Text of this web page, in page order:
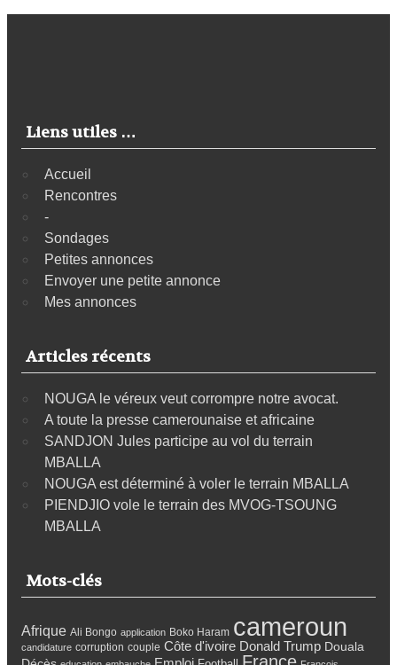
Liens utiles …
Accueil
Rencontres
-
Sondages
Petites annonces
Envoyer une petite annonce
Mes annonces
Articles récents
NOUGA le véreux veut corrompre notre avocat.
A toute la presse camerounaise et africaine
SANDJON Jules participe au vol du terrain
MBALLA
NOUGA est déterminé à voler le terrain MBALLA
PIENDJIO vole le terrain des MVOG-TSOUNG
MBALLA
Mots-clés
Afrique Ali Bongo application Boko Haram cameroun
candidature corruption couple Côte d'ivoire Donald Trump Douala